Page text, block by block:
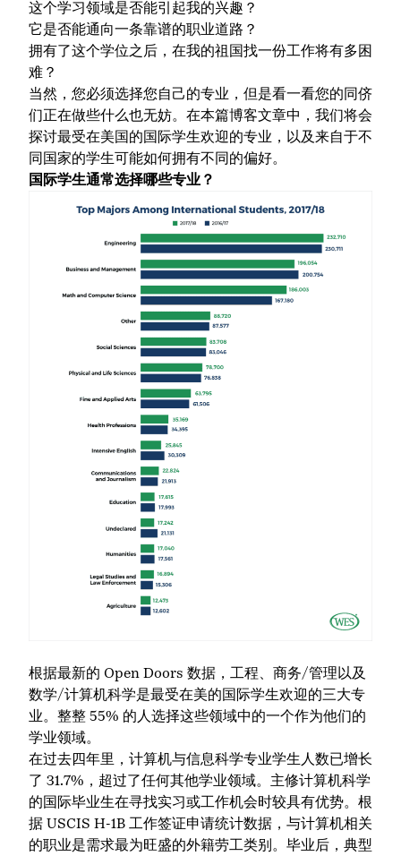
这个学习领域是否能引起我的兴趣？
它是否能通向一条靠谱的职业道路？
拥有了这个学位之后，在我的祖国找一份工作将有多困
难？
当然，您必须选择您自己的专业，但是看一看您的同侪
们正在做些什么也无妨。在本篇博客文章中，我们将会
探讨最受在美国的国际学生欢迎的专业，以及来自于不
同国家的学生可能如何拥有不同的偏好。
国际学生通常选择哪些专业？
根据最新的 Open Doors 数据 ，工程、商务/管理以及
数学/计算机科学是最受在美的国际学生欢迎的三大专
业。整整 55% 的人选择这些领域中的一个作为他们的
学业领域。
在过去四年里，计算机与信息科学专业学生人数已增长
了 31.7%，超过了任何其他学业领域。主修计算机科学
的国际毕业生在寻找实习或工作机会时较具有优势。根
据 USCIS H-1B 工作签证申请统计数据，与计算机相关
的职业是需求最为旺盛的外籍劳工类别。毕业后，典型